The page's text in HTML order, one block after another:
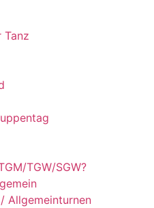
Tanz
TGW/SGW?
Allgemeinturnen